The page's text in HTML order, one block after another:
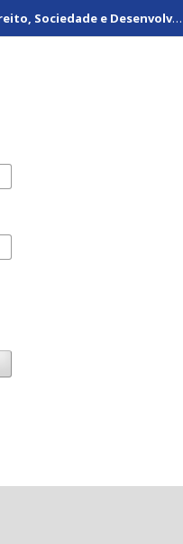
Revista Jurídica Eletrônica Direito, Sociedade e Desenvolvimento